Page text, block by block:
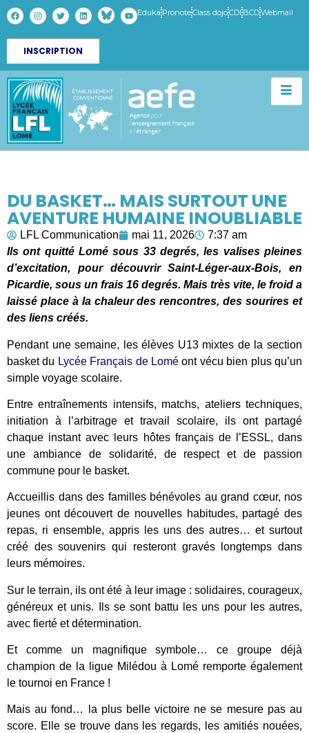
Eduka PronoteClass dojoCDI BCDWebmail
INSCRIPTION
DU BASKET… MAIS SURTOUT UNE
AVENTURE HUMAINE INOUBLIABLE
LFL Communication mai 11, 2026
7:37 am
Ils ont quitté Lomé sous 33 degrés, les valises pleines
d’excitation, pour découvrir Saint-Léger-aux-Bois, en
Picardie, sous un frais 16 degrés. Mais très vite, le froid a
laissé place à la chaleur des rencontres, des sourires et
des liens créés.
Pendant une semaine, les élèves U13 mixtes de la section
basket du Lycée Français de Lomé ont vécu bien plus qu’un
simple voyage scolaire.
Entre entraînements intensifs, matchs, ateliers techniques,
initiation à l’arbitrage et travail scolaire, ils ont partagé
chaque instant avec leurs hôtes français de l’ESSL, dans
une ambiance de solidarité, de respect et de passion
commune pour le basket.
Accueillis dans des familles bénévoles au grand cœur, nos
jeunes ont découvert de nouvelles habitudes, partagé des
repas, ri ensemble, appris les uns des autres… et surtout
créé des souvenirs qui resteront gravés longtemps dans
leurs mémoires.
Sur le terrain, ils ont été à leur image : solidaires, courageux,
généreux et unis. Ils se sont battu les uns pour les autres,
avec fierté et détermination.
Et comme un magnifique symbole… ce groupe déjà
champion de la ligue Milédou à Lomé remporte également
le tournoi en France !
Mais au fond… la plus belle victoire ne se mesure pas au
score. Elle se trouve dans les regards, les amitiés nouées,